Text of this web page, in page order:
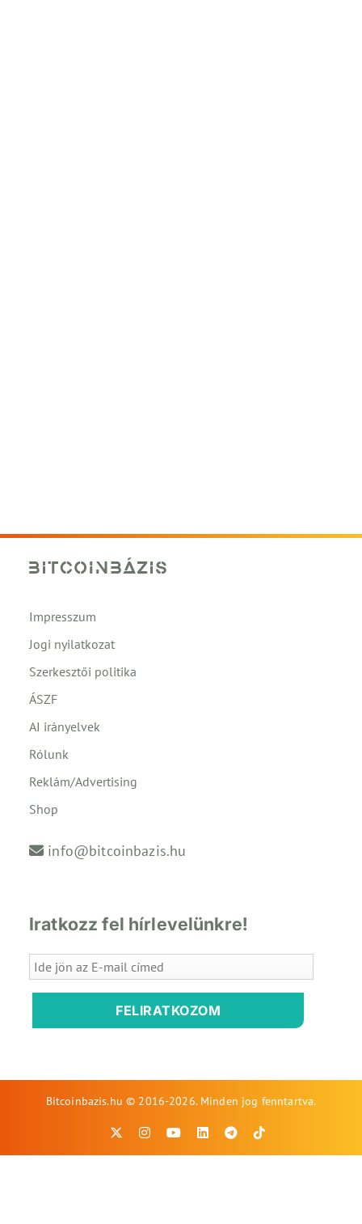
Impresszum
Jogi nyilatkozat
Szerkesztői politika
ÁSZF
AI irányelvek
Rólunk
Reklám/Advertising
Shop
info@bitcoinbazis.hu
Iratkozz fel hírlevelünkre!
FELIRATKOZOM
Bitcoinbazis.hu © 2016-2026. Minden jog fenntartva.